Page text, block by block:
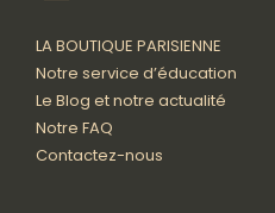
LA BOUTIQUE PARISIENNE
Notre service d’éducation
Le Blog et notre actualité
Notre FAQ
Contactez-nous